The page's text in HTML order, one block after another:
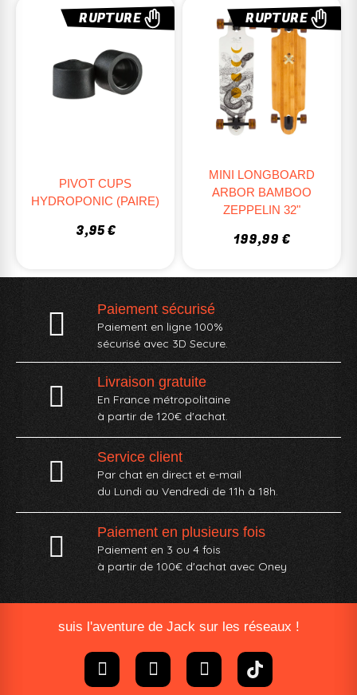
RUPTURE
PIVOT CUPS
HYDROPONIC (PAIRE)
3,95 €
RUPTURE
MINI LONGBOARD
ARBOR BAMBOO
ZEPPELIN 32"
199,99 €
Paiement sécurisé
Paiement en ligne 100%
sécurisé avec 3D Secure.
Livraison gratuite
En France métropolitaine
à partir de 120€ d'achat.
Service client
Par chat en direct et e-mail
du Lundi au Vendredi de 11h à 18h.
Paiement en plusieurs fois
Paiement en 3 ou 4 fois
à partir de 100€ d'achat avec Oney​
suis l'aventure de Jack sur les réseaux !